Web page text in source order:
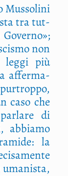
Mus­so­li­ni
tra tut­
non
leg­gi più
affer­ma­
caso che
di
abbia­mo
la
uma­ni­sta,